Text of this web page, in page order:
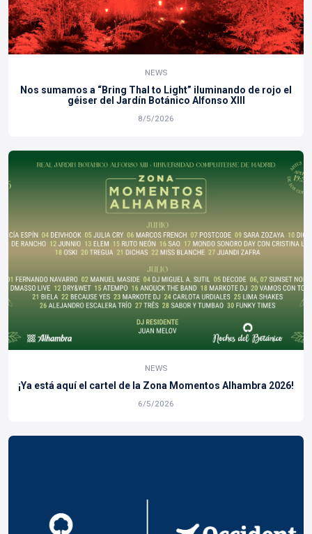
NEWS
Nos sumamos a “Bring Thal to Light” iluminando de rojo el
géiser del Jardín Botánico Alfonso XIII
8/5/2026
NEWS
¡Ya está aquí el cartel de la Zona Momentos Alhambra 2026!
6/5/2026